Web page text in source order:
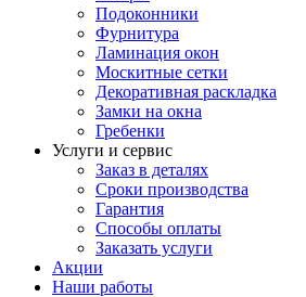
Подоконники
Фурнитура
Ламинация окон
Москитные сетки
Декоративная раскладка
Замки на окна
Гребенки
Услуги и сервис
Заказ в деталях
Сроки производства
Гарантия
Способы оплаты
Заказать услуги
Акции
Наши работы